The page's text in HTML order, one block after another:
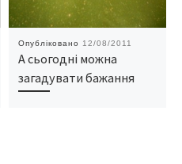
Опубліковано 12/08/2011
А сьогодні можна
загадувати бажання